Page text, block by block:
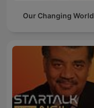
Our Changing World